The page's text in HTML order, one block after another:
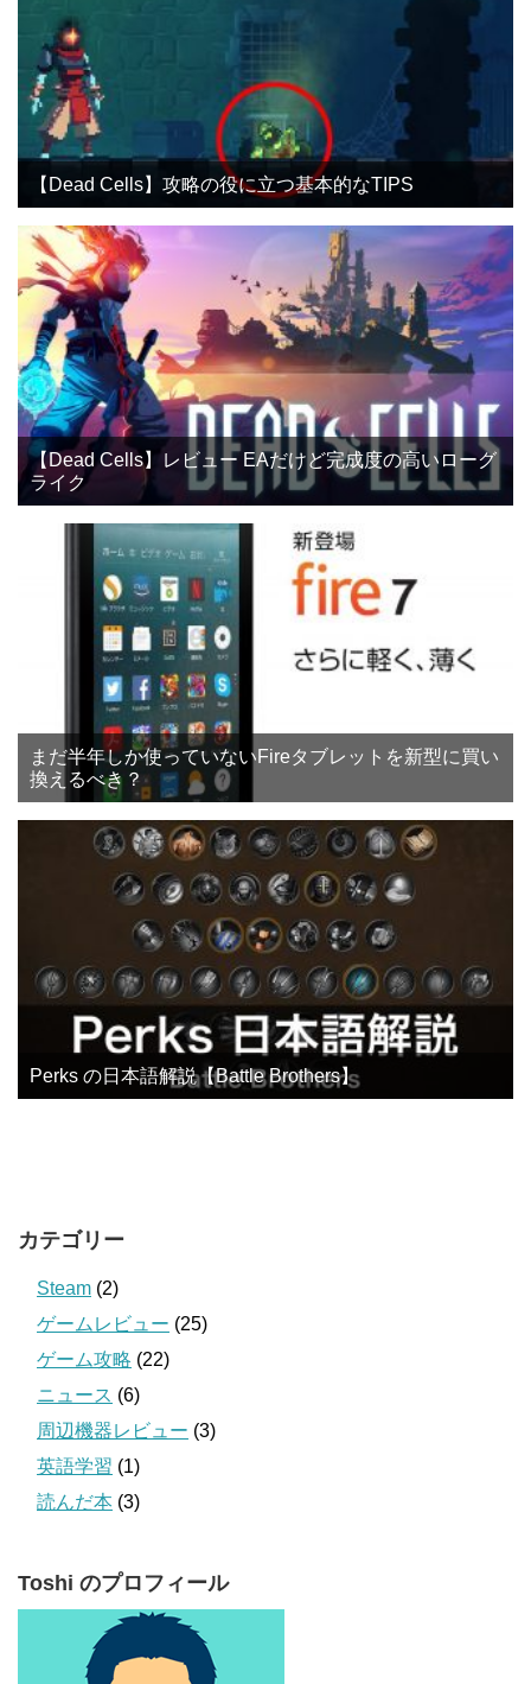
【Dead Cells】攻略の役に立つ基本的なTIPS
【Dead Cells】レビュー EAだけど完成度の高いローグ
ライク
まだ半年しか使っていないFireタブレットを新型に買い
換えるべき？
Perks の日本語解説【Battle Brothers】
カテゴリー
Steam (2)
ゲームレビュー (25)
ゲーム攻略 (22)
ニュース (6)
周辺機器レビュー (3)
英語学習 (1)
読んだ本 (3)
Toshi のプロフィール